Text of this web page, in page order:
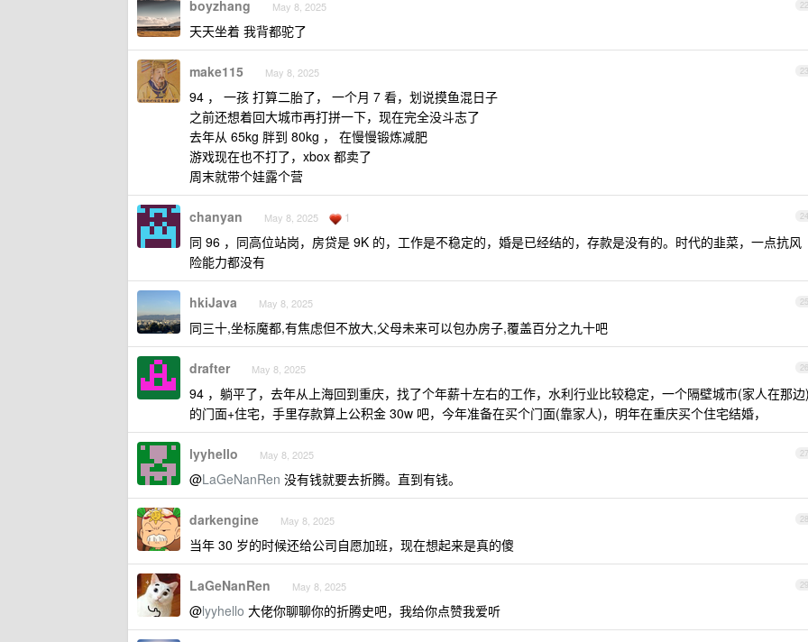
22
boyzhang May 8, 2025
天天坐着 我背都驼了
23
make115 May 8, 2025
94 ， 一孩 打算二胎了， 一个月 7 看，划说摸鱼混日子
之前还想着回大城市再打拼一下，现在完全没斗志了
去年从 65kg 胖到 80kg ， 在慢慢锻炼减肥
游戏现在也不打了，xbox 都卖了
周末就带个娃露个营
24
chanyan May 8, 2025 1
同 96 ，同高位站岗，房贷是 9K 的，工作是不稳定的，婚是已经结的，存款是没有的。时代的韭菜，一点抗风
险能力都没有
25
hkiJava May 8, 2025
同三十,坐标魔都,有焦虑但不放大,父母未来可以包办房子,覆盖百分之九十吧
26
drafter May 8, 2025
94 ，躺平了，去年从上海回到重庆，找了个年薪十左右的工作，水利行业比较稳定，一个隔壁城市(家人在那
的门面+住宅，手里存款算上公积金 30w 吧，今年准备在买个门面(靠家人)，明年在重庆买个住宅结婚，
27
lyyhello May 8, 2025
@LaGeNanRen 没有钱就要去折腾。直到有钱。
28
darkengine May 8, 2025
当年 30 岁的时候还给公司自愿加班，现在想起来是真的傻
29
LaGeNanRen May 8, 2025
@lyyhello 大佬你聊聊你的折腾史吧，我给你点赞我爱听